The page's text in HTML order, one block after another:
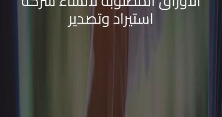
استيراد وتصدير